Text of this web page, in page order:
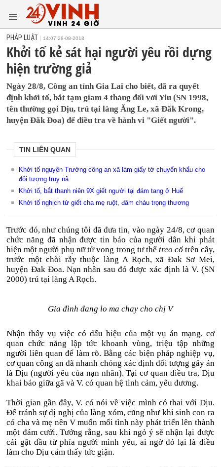
PHÁP LUẬT 14:07 28-08-2018
Khởi tố kẻ sát hại người yêu rồi dựng
hiện trường giả
Ngày 28/8, Công an tỉnh Gia Lai cho biết, đã ra quyết
định khởi tố, bắt tạm giam 4 tháng đối với Yiu (SN 1998,
tên thường gọi Dịu, trú tại làng Ăng Le, xã Đăk Krong,
huyện Đăk Đoa) để điều tra về hành vi "Giết người".
TIN LIÊN QUAN
Khởi tố nguyên Trưởng công an xã làm giấy tờ chuyển khẩu cho
đối tượng truy nã
Khởi tố, bắt thanh niên 9X giết người tại đám tang ở Huế
Khởi tố nghịch tử giết cha mẹ ruột, đâm cháu trọng thương
Trước đó, như chúng tôi đã đưa tin, vào ngày 24/8, cơ quan
chức năng đã nhận được tin báo của người dân khi phát
hiện một người phụ nữ tử vong trong tư thếtreo cổtrên cây,
trước một chòi rẫy thuộc làng A Rọch, xã Đak Sơ Mei,
huyện Đak Đoa. Nạn nhân sau đó được xác định là V. (SN
2000) trú tại làng A Rọch.
Gia đình đang lo ma chay cho chị V
Nhận thấy vụ việc có dấu hiệu của một vụ án mạng, cơ
quan chức năng lập tức khoanh vùng, triệu tập những
người liên quan để làm rõ. Bằng các biện pháp nghiệp vụ,
cơ quan công an đã nhanh chóng xác định đối tượng gây án
là Dịu (người yêu của nạn nhân). Tại cơ quan điều tra, Dịu
khai báo giữa gã và V. có quan hệ tình cảm, yêu đương.
Thời gian gần đây, V. có nói về việc mình có thai với Dịu.
Để tránh sự dị nghị của làng xóm, cũng như khi sinh con ra
có cha và mẹ nên V muốn mối tình này phát triển lên thành
một đám cưới. Tưởng rằng, sau khi ngỏ ý sẽ nhận lại được
cái gật đầu từ phía người mình yêu, ai ngờ đó lại là điều
làm cho Dịu cảm thấy tức giận.